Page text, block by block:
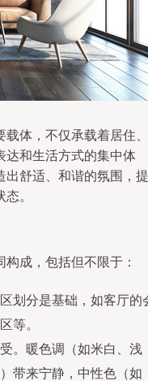
载体，不仅承载着居住、
达和生活方式的集中体
出舒适、和谐的氛围，提
。
成，包括但不限于：
划分是基础，如客厅的
等。
。暖色调（如米白、浅
带来宁静，中性色（如